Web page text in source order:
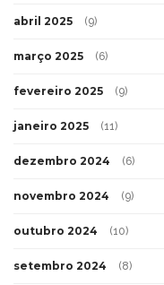
abril 2025 (9)
março 2025 (6)
fevereiro 2025 (9)
janeiro 2025 (11)
dezembro 2024 (6)
novembro 2024 (9)
outubro 2024 (10)
setembro 2024 (8)